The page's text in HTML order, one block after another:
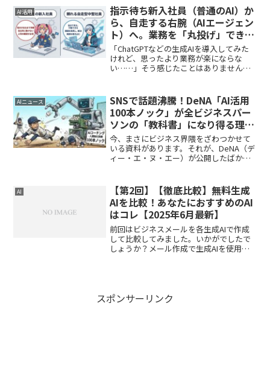
選べば、完全無料のままでも有料級の作
業環境を作ることができ...
AI活用
指示待ち新入社員（普通のAI）か
ら、自走する右腕（AIエージェン
ト）へ。業務を「丸投げ」できる
本当の理由
「ChatGPTなどの生成AIを導入してみた
けれど、思ったより業務が楽にならな
い……」そう感じたことはありません
れます。しかし、実際の業務で使おうと
すると、以下のよう...
AIニュース
SNSで話題沸騰！DeNA「AI活用
100本ノック」が全ビジネスパー
ソンの「教科書」になり得る理由
【無料】
今、まさにビジネス界隈をざわつかせて
いる資料があります。それが、DeNA（デ
ィー・エ・ヌ・エー）が公開したばかり
を変更しました！今後はこちらからDLく
ださいお...
AI
【第2回】【徹底比較】無料生成
AIを比較！あなたにおすすめのAI
はコレ【2025年6月最新】
前回はビジネスメールを各生成AIで作成
して比較してみました。いかがでしたで
しょうか？メール作成で生成AIを使用す
スポンサーリンク